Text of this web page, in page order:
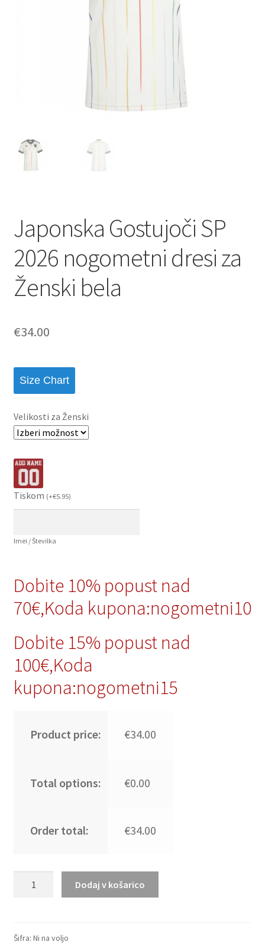
Japonska Gostujoči SP
2026 nogometni dresi za
Ženski bela
€34.00
Size Chart
Velikosti za Ženski
Tiskom (+€5.95)
Imei / Številka
Dobite 10% popust nad
70€,Koda kupona:nogometni10
Dobite 15% popust nad
100€,Koda
kupona:nogometni15
Product price: €34.00
Total options: €0.00
Order total: €34.00
nogometni
Dodaj v košarico
Šifra: Ni na voljo